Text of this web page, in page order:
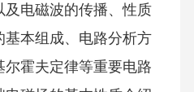
电磁波的传播、性质
基本组成、电路分析方
霍夫定律等重要电路